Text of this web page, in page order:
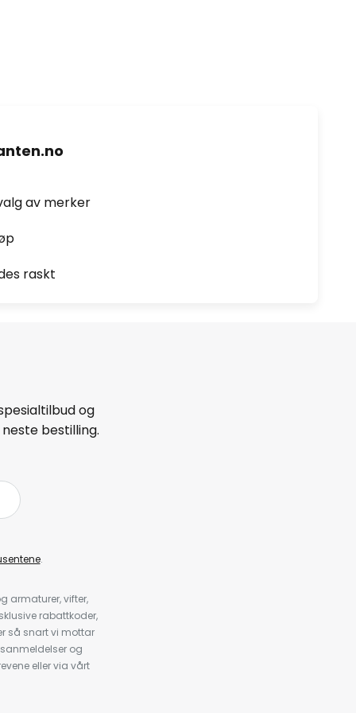
av merker
raskt
og
bestilling.
.
armaturer, vifter,
rabattkoder,
så snart vi mottar
og
eller via vårt